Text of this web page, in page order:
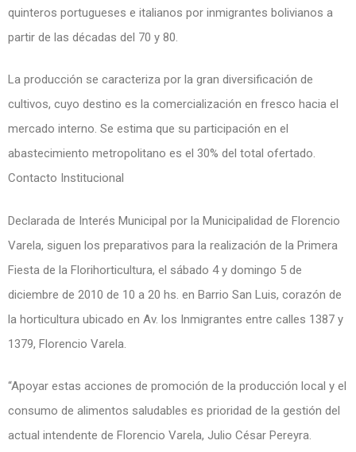
quinteros portugueses e italianos por inmigrantes bolivianos a
partir de las décadas del 70 y 80.
La producción se caracteriza por la gran diversificación de
cultivos, cuyo destino es la comercialización en fresco hacia el
mercado interno. Se estima que su participación en el
abastecimiento metropolitano es el 30% del total ofertado.
Contacto Institucional
Declarada de Interés Municipal por la Municipalidad de Florencio
Varela, siguen los preparativos para la realización de la Primera
Fiesta de la Florihorticultura, el sábado 4 y domingo 5 de
diciembre de 2010 de 10 a 20 hs. en Barrio San Luis, corazón de
la horticultura ubicado en Av. los Inmigrantes entre calles 1387 y
1379, Florencio Varela.
“Apoyar estas acciones de promoción de la producción local y el
consumo de alimentos saludables es prioridad de la gestión del
actual intendente de Florencio Varela, Julio César Pereyra.